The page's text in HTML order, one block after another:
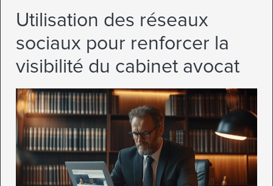
Utilisation des réseaux
sociaux pour renforcer la
visibilité du cabinet avocat